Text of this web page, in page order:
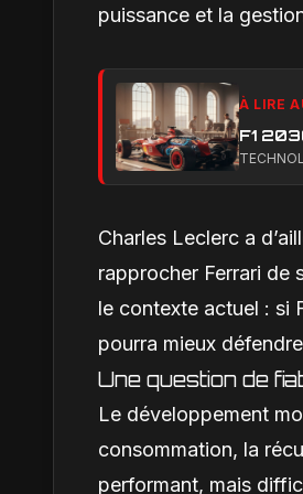
puissance et la
À LIRE
F1
Charles Leclerc a
rapprocher Ferrari de
le contexte actuel : si
pourra mieux
Une question de
Le développement
consommation, la
performant, mais